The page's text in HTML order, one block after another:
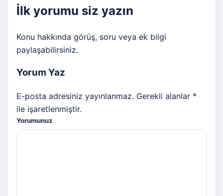
İlk yorumu siz yazın
Konu hakkında görüş, soru veya ek bilgi
paylaşabilirsiniz.
Yorum Yaz
E-posta adresiniz yayınlanmaz. Gerekli alanlar *
ile işaretlenmiştir.
Yorumunuz